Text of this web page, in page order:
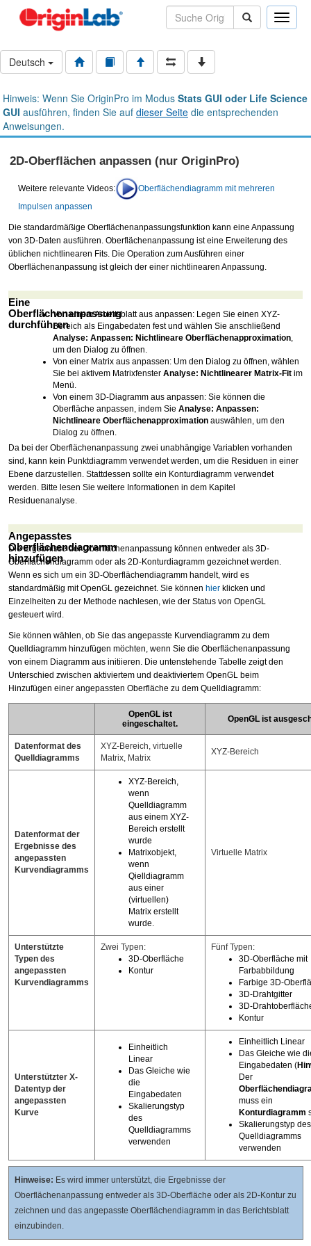
Toggle
Deutsch
Hinweis: Wenn Sie OriginPro im Modus Stats GUI oder Life Science
GUI ausführen, finden Sie auf dieser Seite die entsprechenden
Anweisungen.
2D-Oberflächen anpassen (nur OriginPro)
Weitere relevante Videos:
Oberflächendiagramm mit mehreren
Impulsen anpassen
Die standardmäßige Oberflächenanpassungsfunktion kann eine Anpassung
von 3D-Daten ausführen. Oberflächenanpassung ist eine Erweiterung des
üblichen nichtlinearen Fits. Die Operation zum Ausführen einer
Oberflächenanpassung ist gleich der einer nichtlinearen Anpassung.
Eine
Oberflächenanpassung
durchführen
Von einem Arbeitsblatt aus anpassen: Legen Sie einen XYZ-
Bereich als Eingabedaten fest und wählen Sie anschließend
Analyse: Anpassen: Nichtlineare Oberflächenapproximation,
um den Dialog zu öffnen.
Von einer Matrix aus anpassen: Um den Dialog zu öffnen, wählen
Sie bei aktivem Matrixfenster Analyse: Nichtlinearer Matrix-Fit im
Menü.
Von einem 3D-Diagramm aus anpassen: Sie können die
Oberfläche anpassen, indem Sie Analyse: Anpassen:
Nichtlineare Oberflächenapproximation auswählen, um den
Dialog zu öffnen.
Da bei der Oberflächenanpassung zwei unabhängige Variablen vorhanden
sind, kann kein Punktdiagramm verwendet werden, um die Residuen in einer
Ebene darzustellen. Stattdessen sollte ein Konturdiagramm verwendet
werden. Bitte lesen Sie weitere Informationen in dem Kapitel
Residuenanalyse.
Angepasstes
Oberflächendiagramm
hinzufügen
Die Ergebnisse der Oberflächenanpassung können entweder als 3D-
Oberflächendiagramm oder als 2D-Konturdiagramm gezeichnet werden.
Wenn es sich um ein 3D-Oberflächendiagramm handelt, wird es
standardmäßig mit OpenGL gezeichnet. Sie können hier klicken und
Einzelheiten zu der Methode nachlesen, wie der Status von OpenGL
gesteuert wird.
Sie können wählen, ob Sie das angepasste Kurvendiagramm zu dem
Quelldiagramm hinzufügen möchten, wenn Sie die Oberflächenanpassung
von einem Diagramm aus initiieren. Die untenstehende Tabelle zeigt den
Unterschied zwischen aktiviertem und deaktiviertem OpenGL beim
Hinzufügen einer angepassten Oberfläche zu dem Quelldiagramm:
OpenGL ist
eingeschaltet.
OpenGL ist
Datenformat des
Quelldiagramms
XYZ-Bereich, virtuelle
Matrix, Matrix
XYZ-Bereich
Datenformat der
Ergebnisse des
angepassten
Kurvendiagramms
XYZ-Bereich,
wenn
Quelldiagramm
aus einem XYZ-
Bereich erstellt
wurde
Matrixobjekt,
wenn
Qielldiagramm
aus einer
(virtuellen)
Matrix erstellt
wurde.
Virtuelle Matrix
Unterstützte
Typen des
angepassten
Kurvendiagramms
Zwei Typen:
3D-Oberfläche
Kontur
Fünf Typen:
3D-Oberfläche mit
Farbabbildung
Farbige 3D-
3D-Drahtgitter
3D-
Kontur
Unterstützter X-
Datentyp der
angepassten
Kurve
Einheitlich
Linear
Das Gleiche wie
die
Eingabedaten
Skalierungstyp
des
Quelldiagramms
verwenden
Einheitlich Linear
Das Gleiche wie
Eingabedaten (
Der
muss ein
Konturdiagramm
Skalierungstyp des
Quelldiagramms
verwenden
Hinweise: Es wird immer unterstützt, die Ergebnisse der
Oberflächenanpassung entweder als 3D-Oberfläche oder als 2D-Kontur zu
zeichnen und das angepasste Oberflächendiagramm in das Berichtsblatt
einzubinden.